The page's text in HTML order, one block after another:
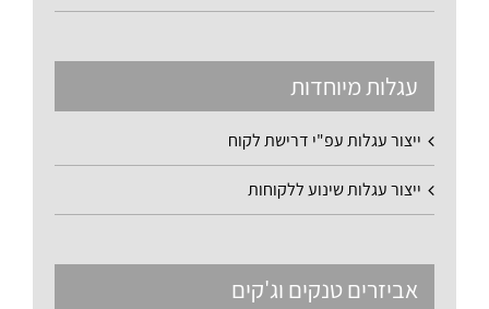
עגלות מיוחדות
ייצור עגלות עפ"י דרישת לקוח
ייצור עגלות שינוע ללקוחות
אביזרים טנקים וג'קים